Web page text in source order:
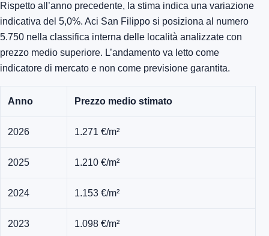
Rispetto all’anno precedente, la stima indica una variazione
indicativa del 5,0%. Aci San Filippo si posiziona al numero
5.750 nella classifica interna delle località analizzate con
prezzo medio superiore. L’andamento va letto come
indicatore di mercato e non come previsione garantita.
Anno Prezzo medio stimato
2026 1.271 €/m²
2025 1.210 €/m²
2024 1.153 €/m²
2023 1.098 €/m²